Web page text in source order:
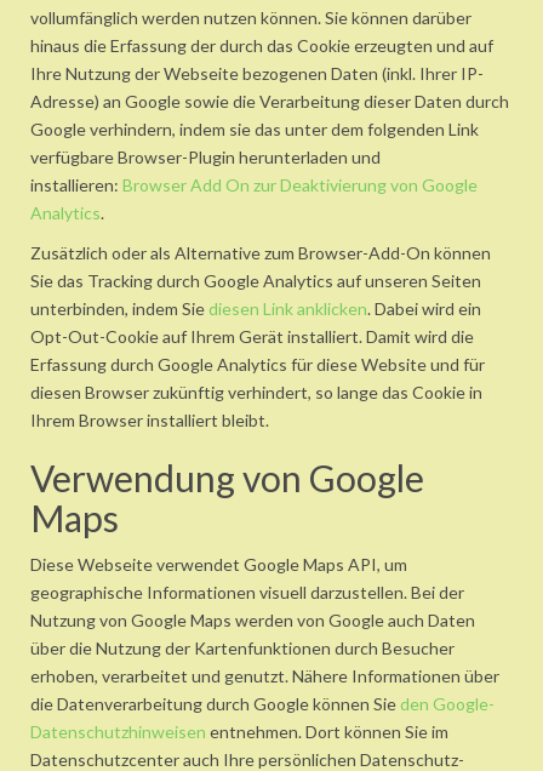
vollumfänglich werden nutzen können. Sie können darüber
hinaus die Erfassung der durch das Cookie erzeugten und auf
Ihre Nutzung der Webseite bezogenen Daten (inkl. Ihrer IP-
Adresse) an Google sowie die Verarbeitung dieser Daten durch
Google verhindern, indem sie das unter dem folgenden Link
verfügbare Browser-Plugin herunterladen und
installieren: Browser Add On zur Deaktivierung von Google
Analytics.
Zusätzlich oder als Alternative zum Browser-Add-On können
Sie das Tracking durch Google Analytics auf unseren Seiten
unterbinden, indem Siediesen Link anklicken. Dabei wird ein
Opt-Out-Cookie auf Ihrem Gerät installiert. Damit wird die
Erfassung durch Google Analytics für diese Website und für
diesen Browser zukünftig verhindert, so lange das Cookie in
Ihrem Browser installiert bleibt.
Verwendung von Google
Maps
Diese Webseite verwendet Google Maps API, um
geographische Informationen visuell darzustellen. Bei der
Nutzung von Google Maps werden von Google auch Daten
über die Nutzung der Kartenfunktionen durch Besucher
erhoben, verarbeitet und genutzt. Nähere Informationen über
die Datenverarbeitung durch Google können Sieden Google-
Datenschutzhinweisen entnehmen. Dort können Sie im
Datenschutzcenter auch Ihre persönlichen Datenschutz-